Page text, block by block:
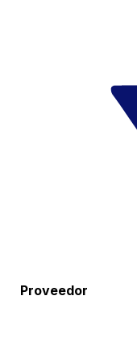
Proveedor